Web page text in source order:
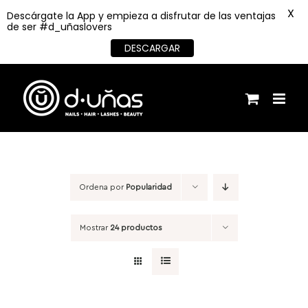
contenido
Ordena por Popularidad
Mostrar 24 productos
Descárgate la App y empieza a disfrutar de las ventajas
de ser #d_uñaslovers
DESCARGAR
X